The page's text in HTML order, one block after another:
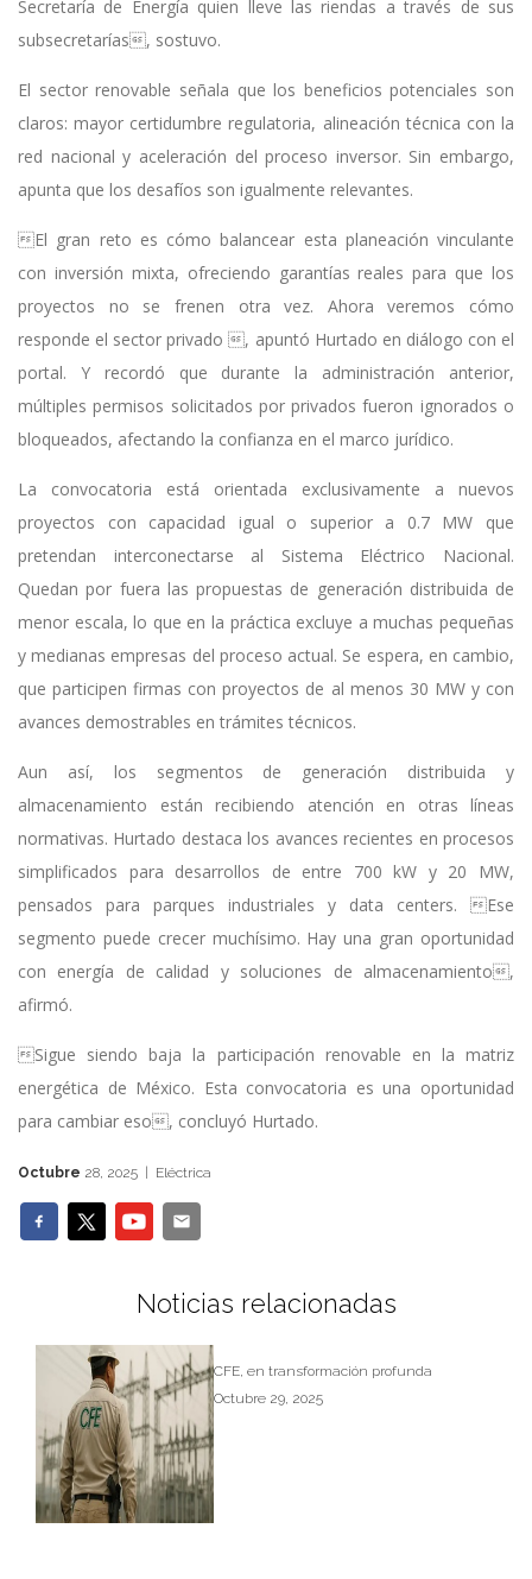
Secretaría de Energía quien lleve las riendas a través de sus
subsecretarías, sostuvo.
El sector renovable señala que los beneficios potenciales son
claros: mayor certidumbre regulatoria, alineación técnica con la
red nacional y aceleración del proceso inversor. Sin embargo,
apunta que los desafíos son igualmente relevantes.
El gran reto es cómo balancear esta planeación vinculante
con inversión mixta, ofreciendo garantías reales para que los
proyectos no se frenen otra vez. Ahora veremos cómo
responde el sector privado , apuntó Hurtado en diálogo con el
portal. Y recordó que durante la administración anterior,
múltiples permisos solicitados por privados fueron ignorados o
bloqueados, afectando la confianza en el marco jurídico.
La convocatoria está orientada exclusivamente a nuevos
proyectos con capacidad igual o superior a 0.7 MW que
pretendan interconectarse al Sistema Eléctrico Nacional.
Quedan por fuera las propuestas de generación distribuida de
menor escala, lo que en la práctica excluye a muchas pequeñas
y medianas empresas del proceso actual. Se espera, en cambio,
que participen firmas con proyectos de al menos 30 MW y con
avances demostrables en trámites técnicos.
Aun así, los segmentos de generación distribuida y
almacenamiento están recibiendo atención en otras líneas
normativas. Hurtado destaca los avances recientes en procesos
simplificados para desarrollos de entre 700 kW y 20 MW,
pensados para parques industriales y data centers. Ese
segmento puede crecer muchísimo. Hay una gran oportunidad
con energía de calidad y soluciones de almacenamiento,
afirmó.
Sigue siendo baja la participación renovable en la matriz
energética de México. Esta convocatoria es una oportunidad
para cambiar eso, concluyó Hurtado.
Octubre 28, 2025 | Eléctrica
Noticias relacionadas
CFE, en transformación profunda
Octubre 29, 2025